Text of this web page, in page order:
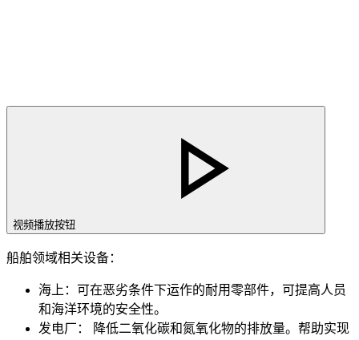
视频播放按钮
船舶领域相关设备：
海上：可在恶劣条件下运作的耐用零部件，可提高人员
和海洋环境的安全性。
发电厂： 降低二氧化碳和氮氧化物的排放量。帮助实现